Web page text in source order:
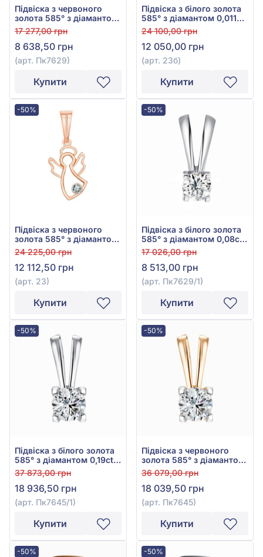
Підвіска з червоного
золота 585° з діамантом
0,08ct, арт. Пк7629
17 277,00 грн
8 638,50 грн
(арт. Пк7629)
Купити
Підвіска з білого золота
585° з діамантом 0,011ct,
арт. 23б
24 100,00 грн
12 050,00 грн
(арт. 23б)
Купити
-50%
Підвіска з червоного
золота 585° з діамантом
0,012ct, арт. 23
24 225,00 грн
12 112,50 грн
(арт. 23)
Купити
-50%
Підвіска з білого золота
585° з діамантом 0,08ct,
арт. Пк7629/1
17 026,00 грн
8 513,00 грн
(арт. Пк7629/1)
Купити
-50%
Підвіска з білого золота
585° з діамантом 0,19ct,
арт. Пк7645/1
37 873,00 грн
18 936,50 грн
(арт. Пк7645/1)
Купити
-50%
Підвіска з червоного
золота 585° з діамантом
0,18ct, арт. Пк7645
36 079,00 грн
18 039,50 грн
(арт. Пк7645)
Купити
-50% -50%